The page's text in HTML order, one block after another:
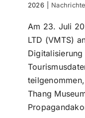
2026
Am 23. Juli
LTD (VMTS)
Thang